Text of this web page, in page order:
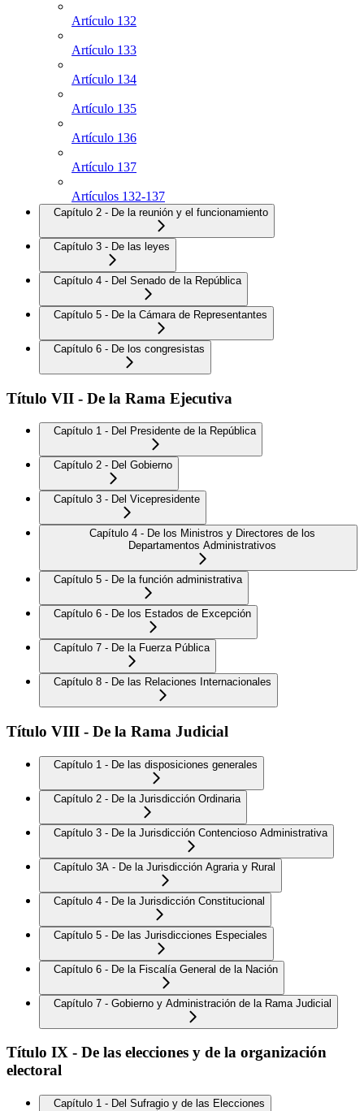
Artículo 132
Artículo 133
Artículo 134
Artículo 135
Artículo 136
Artículo 137
Artículos 132-137
Capítulo 2 - De la reunión y el funcionamiento
Capítulo 3 - De las leyes
Capítulo 4 - Del Senado de la República
Capítulo 5 - De la Cámara de Representantes
Capítulo 6 - De los congresistas
Título VII - De la Rama Ejecutiva
Capítulo 1 - Del Presidente de la República
Capítulo 2 - Del Gobierno
Capítulo 3 - Del Vicepresidente
Capítulo 4 - De los Ministros y Directores de los
Departamentos Administrativos
Capítulo 5 - De la función administrativa
Capítulo 6 - De los Estados de Excepción
Capítulo 7 - De la Fuerza Pública
Capítulo 8 - De las Relaciones Internacionales
Título VIII - De la Rama Judicial
Capítulo 1 - De las disposiciones generales
Capítulo 2 - De la Jurisdicción Ordinaria
Capítulo 3 - De la Jurisdicción Contencioso Administrativa
Capítulo 3A - De la Jurisdicción Agraria y Rural
Capítulo 4 - De la Jurisdicción Constitucional
Capítulo 5 - De las Jurisdicciones Especiales
Capítulo 6 - De la Fiscalía General de la Nación
Capítulo 7 - Gobierno y Administración de la Rama Judicial
Título IX - De las elecciones y de la organización
electoral
Capítulo 1 - Del Sufragio y de las Elecciones